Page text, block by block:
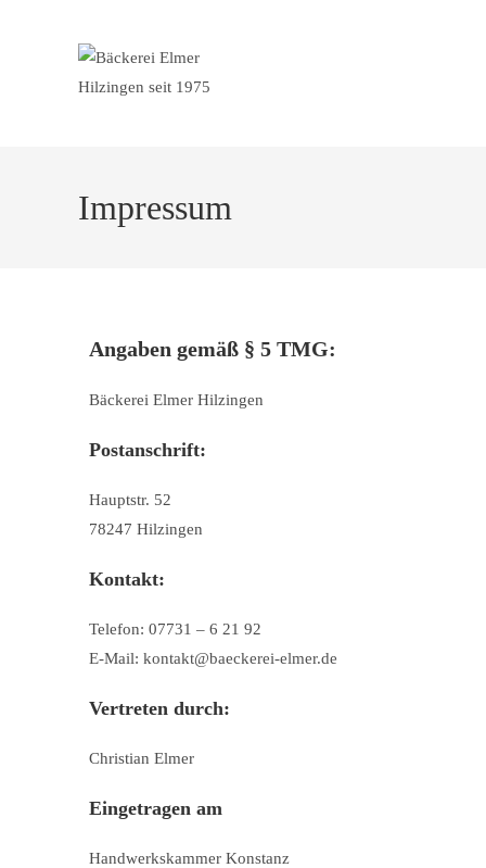
Impressum
Angaben gemäß § 5 TMG:
Bäckerei Elmer Hilzingen
Postanschrift:
Hauptstr. 52
78247 Hilzingen
Kontakt:
Telefon: 07731 – 6 21 92
E-Mail: kontakt@baeckerei-elmer.de
Vertreten durch:
Christian Elmer
Eingetragen am
Handwerkskammer Konstanz